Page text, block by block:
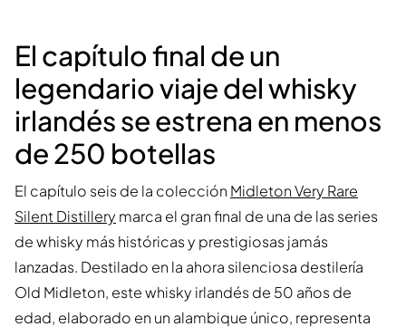
El capítulo final de un
legendario viaje del whisky
irlandés se estrena en menos
de 250 botellas
El capítulo seis de la colección Midleton Very Rare
Silent Distillery marca el gran final de una de las series
de whisky más históricas y prestigiosas jamás
lanzadas. Destilado en la ahora silenciosa destilería
Old Midleton, este whisky irlandés de 50 años de
edad, elaborado en un alambique único, representa